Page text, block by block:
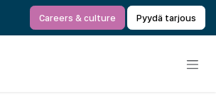
Careers & culture Pyydä tarjous